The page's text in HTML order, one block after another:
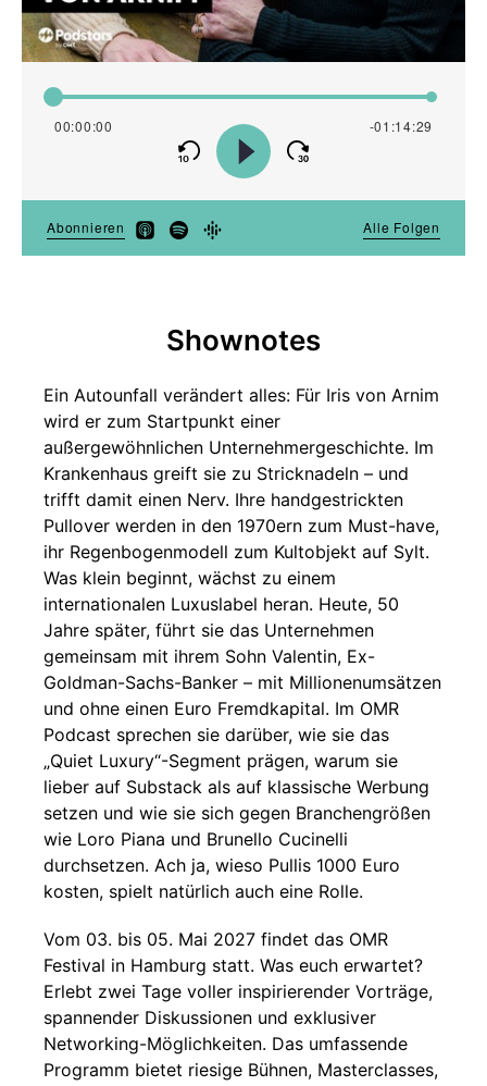
Shownotes
Ein Autounfall verändert alles: Für Iris von Arnim
wird er zum Startpunkt einer
außergewöhnlichen Unternehmergeschichte. Im
Krankenhaus greift sie zu Stricknadeln – und
trifft damit einen Nerv. Ihre handgestrickten
Pullover werden in den 1970ern zum Must-have,
ihr Regenbogenmodell zum Kultobjekt auf Sylt.
Was klein beginnt, wächst zu einem
internationalen Luxuslabel heran. Heute, 50
Jahre später, führt sie das Unternehmen
gemeinsam mit ihrem Sohn Valentin, Ex-
Goldman-Sachs-Banker – mit Millionenumsätzen
und ohne einen Euro Fremdkapital. Im OMR
Podcast sprechen sie darüber, wie sie das
„Quiet Luxury“-Segment prägen, warum sie
lieber auf Substack als auf klassische Werbung
setzen und wie sie sich gegen Branchengrößen
wie Loro Piana und Brunello Cucinelli
durchsetzen. Ach ja, wieso Pullis 1000 Euro
kosten, spielt natürlich auch eine Rolle.
Vom 03. bis 05. Mai 2027 findet das OMR
Festival in Hamburg statt. Was euch erwartet?
Erlebt zwei Tage voller inspirierender Vorträge,
spannender Diskussionen und exklusiver
Networking-Möglichkeiten. Das umfassende
Programm bietet riesige Bühnen, Masterclasses,